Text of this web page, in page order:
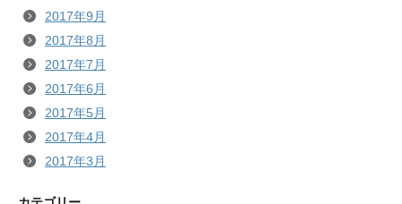
2017年9月
2017年8月
2017年7月
2017年6月
2017年5月
2017年4月
2017年3月